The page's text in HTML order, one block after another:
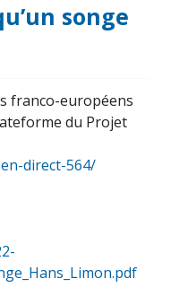
songe
franco-européens
du Projet
direct-564/